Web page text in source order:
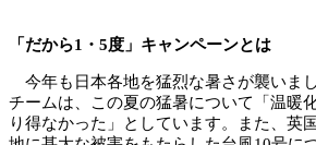
「だから1・5度」キャンペーンとは
今年も日本各地を猛烈な暑さが襲いま
チームは、この夏の猛暑について「温暖
り得なかった」としています。また、英